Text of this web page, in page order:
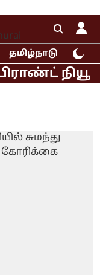
தமிழ்நாடு
நியூ டே